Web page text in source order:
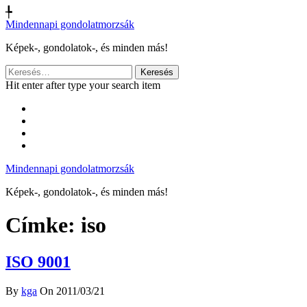
╄
Mindennapi gondolatmorzsák
Képek-, gondolatok-, és minden más!
Keresés:
Hit enter after type your search item
Mindennapi gondolatmorzsák
Képek-, gondolatok-, és minden más!
Címke: iso
ISO 9001
By kga On 2011/03/21